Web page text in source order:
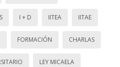
I + D IITEA IITAE
FORMACIÓN CHARLAS
LEY MICAELA